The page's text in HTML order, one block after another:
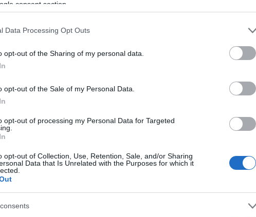
consent section.
Data Processing Opt Outs
opt-out of the Sharing of my personal data.
opt-out of the Sale of my Personal Data.
opt-out of processing my Personal Data for Targeted
opt-out of Collection, Use, Retention, Sale, and/or Sharing
Data that Is Unrelated with the Purposes for which it
che hanno segnato la vita del suo
raccolta di storie brevi, ma un vero e proprio
le avventure di Rocco Schiavone.
Schiavone
e cresciuto. Questo quartiere, con le sue
un luogo genuino e vivace che cattura
casa che Rocco ha condiviso con la moglie
Piazza di Santa Maria in Trastevere